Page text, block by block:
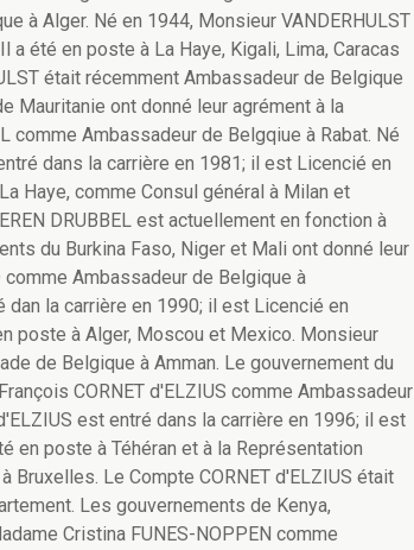
à Alger. Né en 1944, Monsieur VANDERHULST
été en poste à La Haye, Kigali, Lima, Caracas
était récemment Ambassadeur de Belgique
Mauritanie ont donné leur agrément à la
comme Ambassadeur de Belgqiue à Rabat. Né
dans la carrière en 1981; il est Licencié en
Haye, comme Consul général à Milan et
DRUBBEL est actuellement en fonction à
du Burkina Faso, Niger et Mali ont donné leur
Ambassadeur de Belgique à
dan la carrière en 1990; il est Licencié en
poste à Alger, Moscou et Mexico. Monsieur
de Belgique à Amman. Le gouvernement du
CORNET d'ELZIUS comme Ambassadeur
est entré dans la carrière en 1996; il est
en poste à Téhéran et à la Représentation
Bruxelles. Le Compte CORNET d'ELZIUS était
Les gouvernements de Kenya,
Cristina FUNES-NOPPEN comme